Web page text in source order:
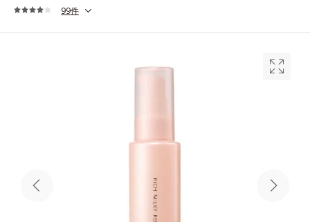
99件